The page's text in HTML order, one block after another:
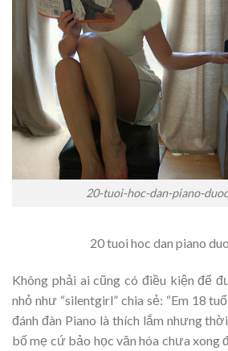
20-tuoi-hoc-dan-piano-
20 tuoi hoc dan piano
Không phải ai cũng có điều kiện để
nhỏ như “silentgirl” chia sẻ: “Em 18
đánh đàn Piano là thích lắm nhưng
bố mẹ cứ bảo học văn hóa chưa xong